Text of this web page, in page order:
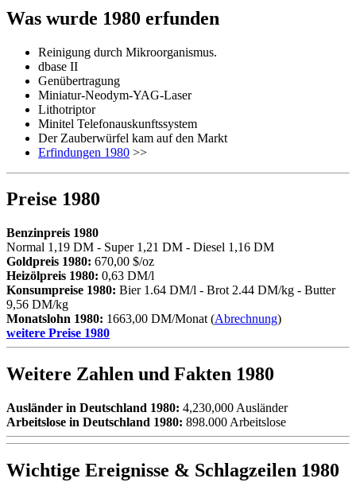
Was wurde 1980 erfunden
Reinigung durch Mikroorganismus.
dbase II
Genübertragung
Miniatur-Neodym-YAG-Laser
Lithotriptor
Minitel Telefonauskunftssystem
Der Zauberwürfel kam auf den Markt
Erfindungen 1980 >>
Preise 1980
Benzinpreis 1980
Normal 1,19 DM - Super 1,21 DM - Diesel 1,16 DM
Goldpreis 1980: 670,00 $/oz
Heizölpreis 1980: 0,63 DM/l
Konsumpreise 1980: Bier 1.64 DM/l - Brot 2.44 DM/kg - Butter
9,56 DM/kg
Monatslohn 1980: 1663,00 DM/Monat (Abrechnung)
weitere Preise 1980
Weitere Zahlen und Fakten 1980
Ausländer in Deutschland 1980: 4,230,000 Ausländer
Arbeitslose in Deutschland 1980: 898.000 Arbeitslose
Wichtige Ereignisse & Schlagzeilen 1980